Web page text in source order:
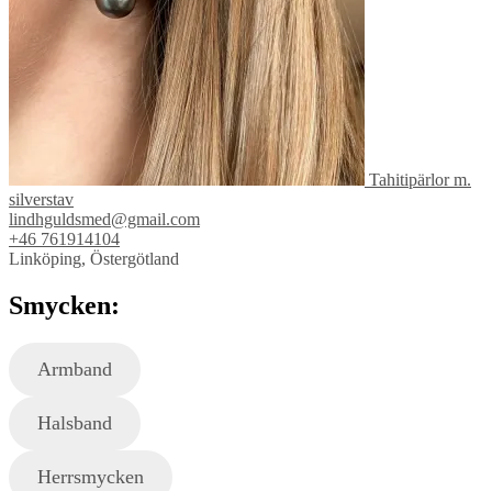
Tahitipärlor m.
silverstav
lindhguldsmed@gmail.com
+46 761914104
Linköping, Östergötland
Smycken:
Armband
Halsband
Herrsmycken